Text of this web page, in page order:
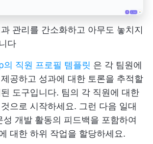
관리를 간소화하고 아무도 놓치지
다
의 직원 프로필 템플릿 은 각 팀원에
공하고 성과에 대한 토론을 추적할
도구입니다. 팀의 각 직원에 대한
으로 시작하세요. 그런 다음 일대
성 개발 활동의 피드백을 포함하여
대한 하위 작업을 할당하세요.